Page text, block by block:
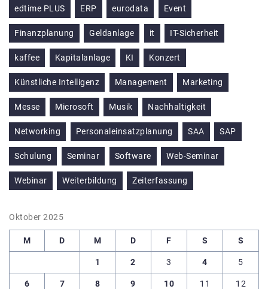
edtime PLUS ERP eurodata Event
Finanzplanung Geldanlage it IT-Sicherheit
kaffee Kapitalanlage KI Konzert
Künstliche Intelligenz Management Marketing
Messe Microsoft Musik Nachhaltigkeit
Networking Personaleinsatzplanung SAA SAP
Schulung Seminar Software Web-Seminar
Webinar Weiterbildung Zeiterfassung
Oktober 2025
M D M D F S S
1 2 3 4 5
6 7 8 9 10 11 12